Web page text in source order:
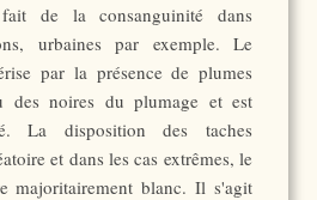
de la consanguinité dans
urbaines par exemple. Le
par la présence de plumes
des noires du plumage et est
La disposition des taches
et dans les cas extrêmes, le
majoritairement blanc. Il s'agit